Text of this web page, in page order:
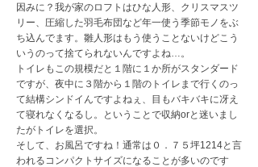
因みに？我が家のロフトはひな人形、クリスマスツ
リー、圧縮した羽毛布団など年一使う季節モノをぶ
ち込んでます。雛人形はもう使うことないけどこう
いうのって捨てられないんですよね…。
トイレもこの規模だと１階に１か所がスタンダード
ですが、夜中に３階から１階のトイレまで行くのっ
て結構シンドイんですよねぇ、目もバキバキに冴え
て寝れなくなるし。ということで収納orと迷いまし
たがトイレを選択。
そして、お風呂ですね！通常は０．７５坪1214と言
われるコンパクトサイズになることが多いのです